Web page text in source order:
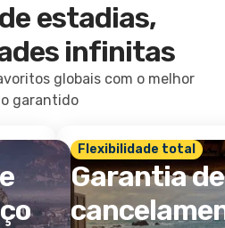
estadias,
infinitas
globais com o melhor
garantido
Flexibilidade total
Garantia de